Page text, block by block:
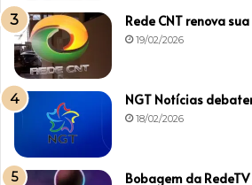
Rede CNT renova
19/02/2026
NGT Notícias
18/02/2026
Bobagem da